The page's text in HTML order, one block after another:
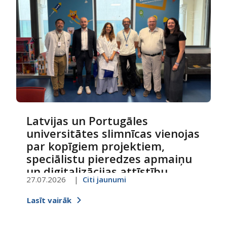
Latvijas un Portugāles
universitātes slimnīcas vienojas
par kopīgiem projektiem,
speciālistu pieredzes apmaiņu
un digitalizācijas attīstību
27.07.2026 Citi jaunumi
Lasīt vairāk